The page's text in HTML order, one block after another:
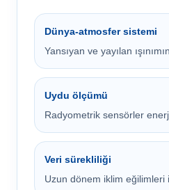
Dünya-atmosfer sistemi
Yansıyan ve yayılan
Uydu ölçümü
Radyometrik sensörler enerji
Veri sürekliliği
Uzun dönem iklim eğilimleri